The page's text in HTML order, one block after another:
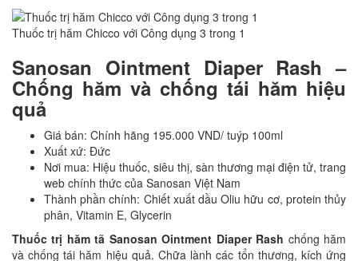
Thuốc trị hăm Chicco với Công dụng 3 trong 1
Sanosan Ointment Diaper Rash –
Chống hăm và chống tái hăm hiệu
quả
Giá bán: Chính hãng 195.000 VND/ tuýp 100ml
Xuất xứ: Đức
Nơi mua: Hiệu thuốc, siêu thị, sàn thương mại điện tử, trang
web chính thức của Sanosan Việt Nam
Thành phần chính: Chiết xuất dầu Oliu hữu cơ, protein thủy
phân, Vitamin E, Glycerin
Thuốc trị hăm tã Sanosan Ointment Diaper Rash chống hăm
và chống tái hăm hiệu quả. Chữa lành các tổn thương, kích ứng